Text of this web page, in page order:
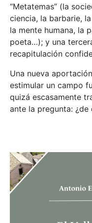
“Metatemas” (la
ciencia, la barbarie,
la mente humana, la
poeta…); y una
recapitulación
Una nueva
estimular un campo
quizá escasamente
ante la pregunta: